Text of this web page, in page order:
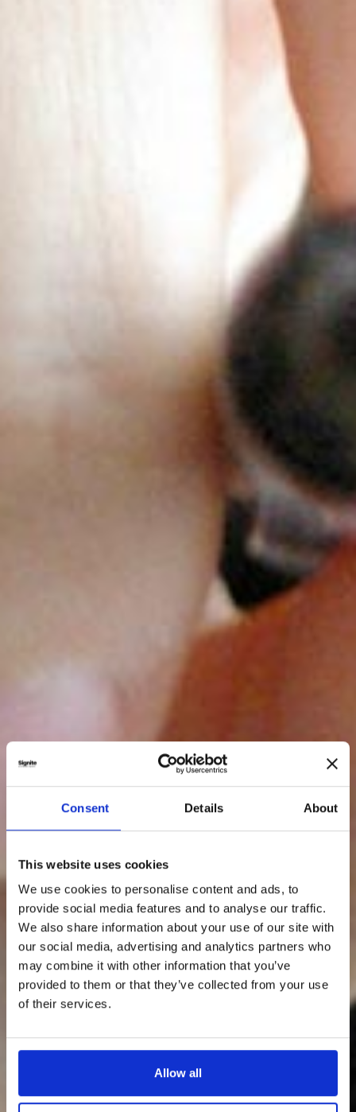
Consent Details About
This website uses cookies
We use cookies to personalise content and ads, to
provide social media features and to analyse our traffic.
We also share information about your use of our site with
our social media, advertising and analytics partners who
may combine it with other information that you’ve
provided to them or that they’ve collected from your use
of their services.
Allow all